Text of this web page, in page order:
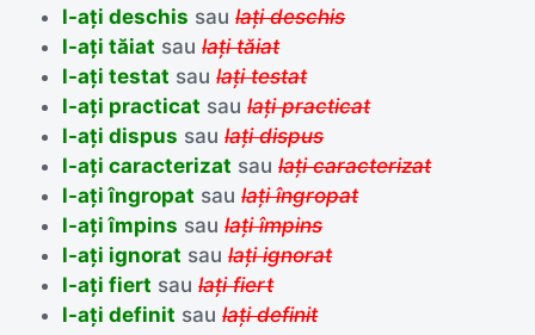
l-ați deschis saulați deschis
l-ați tăiat saulați tăiat
l-ați testat saulați testat
l-ați practicat saulați practicat
l-ați dispus saulați dispus
l-ați caracterizat saulați caracterizat
l-ați îngropat saulați îngropat
l-ați împins saulați împins
l-ați ignorat saulați ignorat
l-ați fiert saulați fiert
l-ați definit saulați definit